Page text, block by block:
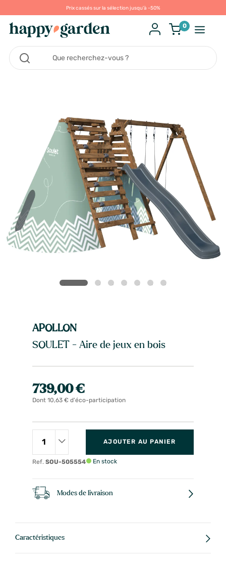
Prix cassés sur la sélection jusqu'à -50%
0
APOLLON
SOULET - Aire de jeux en bois
739,00 €
Dont 10,63 € d'éco-participation
Ref. SOU-505554
AJOUTER AU PANIER
En stock
Modes de livraison
Caractéristiques